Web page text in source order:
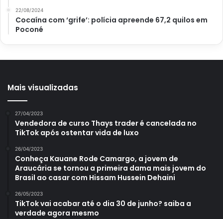
22/08/2024
Cocaína com ‘grife’: polícia apreende 67,2 quilos em
Poconé
Mais visualizadas
27/04/2023
Vendedora de curso Thays trader é cancelada no
TikTok após ostentar vida de luxo
26/04/2023
Conheça Kauane Rode Camargo, a jovem de
Araucária se tornou a primeira dama mais jovem do
Brasil ao casar com Hissam Hussein Dehaini
26/05/2023
TikTok vai acabar até o dia 30 de junho? saiba a
verdade agora mesmo